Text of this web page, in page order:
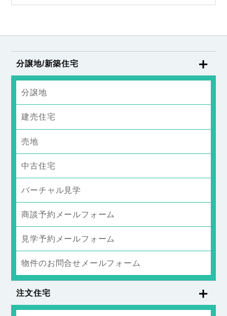
分譲地/新築住宅
分譲地
建売住宅
売地
中古住宅
バーチャル見学
商談予約メールフォーム
見学予約メールフォーム
物件のお問合せメールフォーム
注文住宅